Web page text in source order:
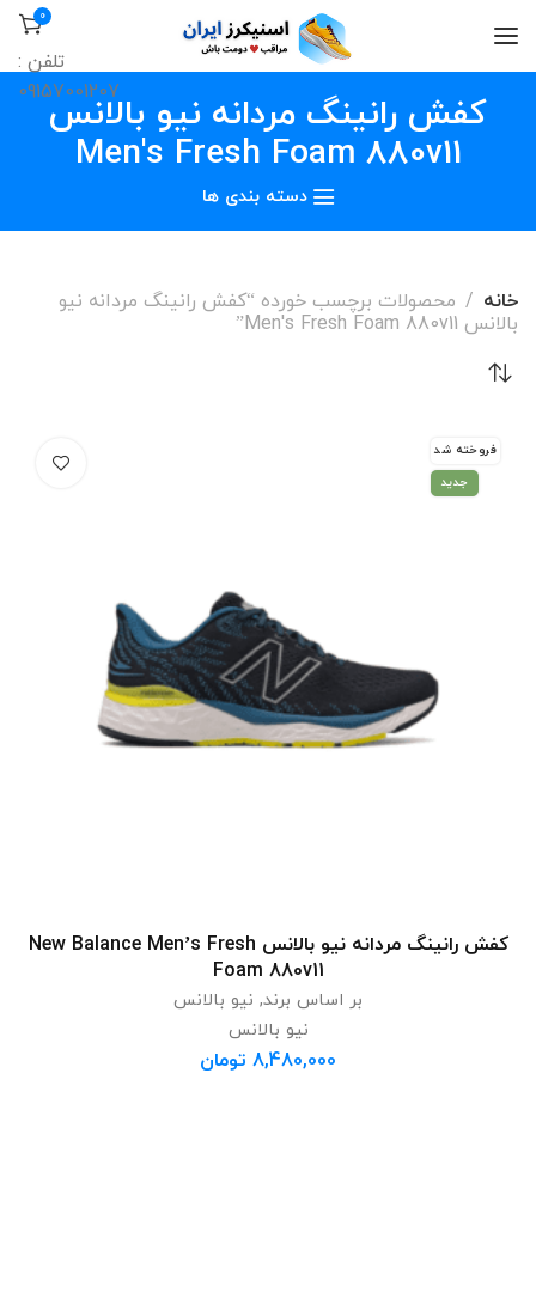
0
تلفن :
09157001207
کفش رانینگ مردانه نیو بالانس
Men's Fresh Foam 880v11
دسته بندی ها
خانه
محصولات برچسب خورده “کفش رانینگ مردانه نیو
بالانس Men's Fresh Foam 880v11”
فروخته شد
جدید
انتخاب گزینه هاکفش رانینگ مردانه نیو بالانس New Balance Men’s Fresh
Foam 880v11
بر اساس برند, نیو بالانس
نیو بالانس
8,480,000 تومان